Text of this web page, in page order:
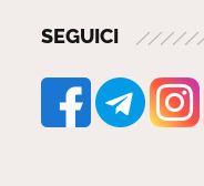
SEGUICI